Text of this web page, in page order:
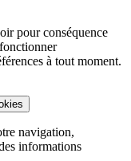
pour conséquence
à tout moment.
navigation,
informations